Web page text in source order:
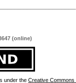
(online)
under the Creative Commons